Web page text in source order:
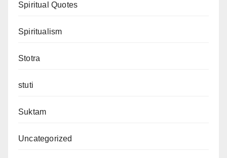
Spiritual Quotes
Spiritualism
Stotra
stuti
Suktam
Uncategorized